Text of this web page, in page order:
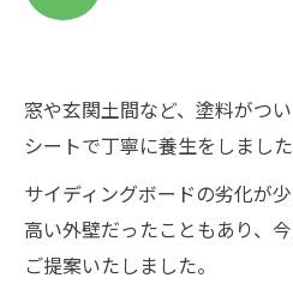
窓や玄関土間など、塗料がつ
シートで丁寧に養生をしました
サイディングボードの劣化が
高い外壁だったこともあり、
ご提案いたしました。